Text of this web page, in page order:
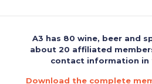
A3 has 80 wine, beer and
about 20 affiliated
contact information in
Download the complete